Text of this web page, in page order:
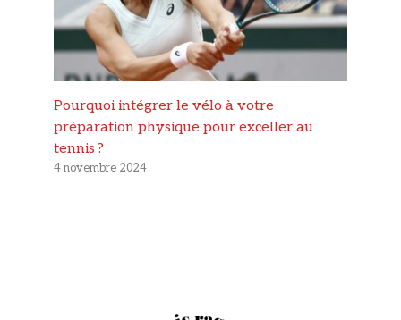
Pourquoi intégrer le vélo à votre
préparation physique pour exceller au
tennis ?
4 novembre 2024